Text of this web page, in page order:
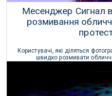
Месенджер Сигнал
розмивання
Користувачі, які діляться
швидко розмивати
08